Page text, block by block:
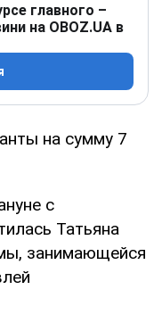
главного –
на OBOZ.UA в
на сумму 7
с
Татьяна
занимающейся